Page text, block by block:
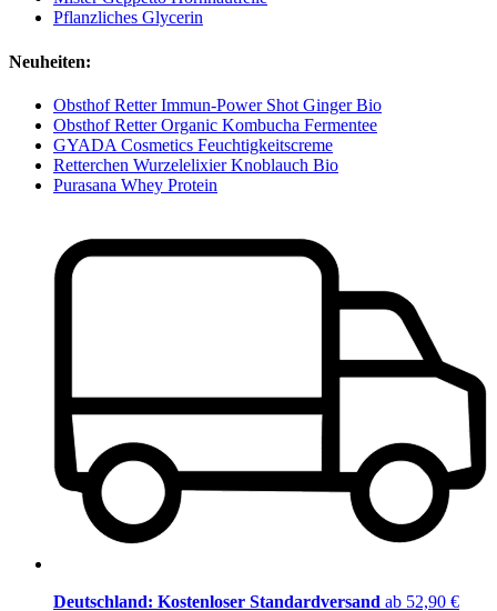
Pflanzliches Glycerin
Neuheiten:
Obsthof Retter Immun-Power Shot Ginger Bio
Obsthof Retter Organic Kombucha Fermentee
GYADA Cosmetics Feuchtigkeitscreme
Retterchen Wurzelelixier Knoblauch Bio
Purasana Whey Protein
Deutschland: Kostenloser Standardversand ab 52,90 €